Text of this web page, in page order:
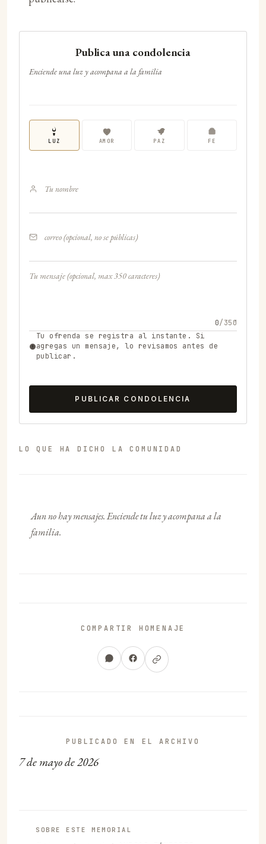
Publica una condolencia
Enciende una luz y acompana a la familia
LUZ AMOR PAZ FE
0/350
Tu ofrenda se registra al instante. Si
agregas un mensaje, lo revisamos antes de
publicar.
PUBLICAR CONDOLENCIA
LO QUE HA DICHO LA COMUNIDAD
Aun no hay mensajes. Enciende tu luz y acompana a la
familia.
COMPARTIR HOMENAJE
PUBLICADO EN EL ARCHIVO
7 de mayo de 2026
SOBRE ESTE MEMORIAL